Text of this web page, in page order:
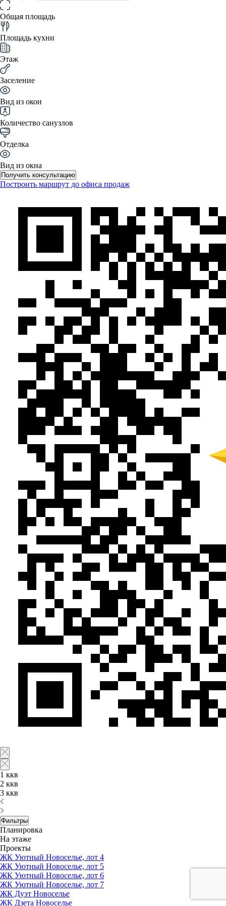
Общая площадь
Площадь кухни
Этаж
Заселение
Вид из окон
Количество санузлов
Отделка
Вид из окна
Получить консультацию
Построить маршрут до офиса продаж
1 ккв
2 ккв
3 ккв
Фильтры
Планировка
На этаже
Проекты
ЖК Уютный Новоселье, лот 4
ЖК Уютный Новоселье, лот 5
ЖК Уютный Новоселье, лот 6
ЖК Уютный Новоселье, лот 7
ЖК Дуэт Новоселье
ЖК Дзета Новоселье